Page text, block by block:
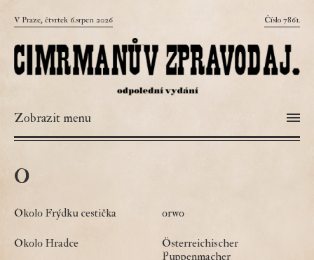
V Praze, čtvrtek 6.srpen 2026 Číslo 7861.
Zobrazit menu
o
Okolo Frýdku cestička orwo
Okolo Hradce
Österreichischer
Puppenmacher